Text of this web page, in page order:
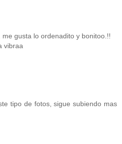
gusta lo ordenadito y bonitoo.!!
vibraa
tipo de fotos, sigue subiendo mas